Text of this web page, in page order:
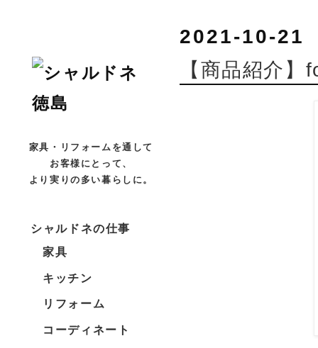
家具・リフォームを通して
お客様にとって、
より実りの多い暮らしに。
シャルドネの仕事
家具
キッチン
リフォーム
コーディネート
2021-10-21
【商品紹介